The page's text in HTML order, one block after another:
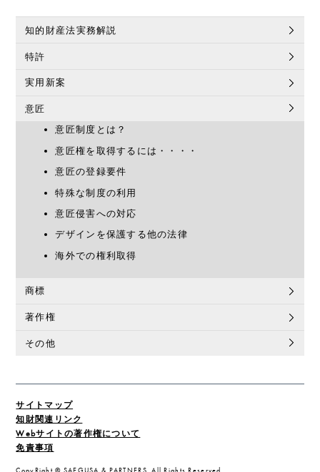
知的財産法実務解説
特許
実用新案
意匠
意匠制度とは？
意匠権を取得するには・・・・
意匠の登録要件
特殊な制度の利用
意匠侵害への対応
デザインを保護する他の法律
海外での権利取得
商標
著作権
その他
サイトマップ
知財関連リンク
Webサイトの著作権について
免責事項
CopyRight © SAEGUSA & PARTNERS. All Rights Reserved.